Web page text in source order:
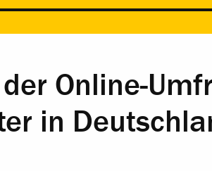
Online-
in